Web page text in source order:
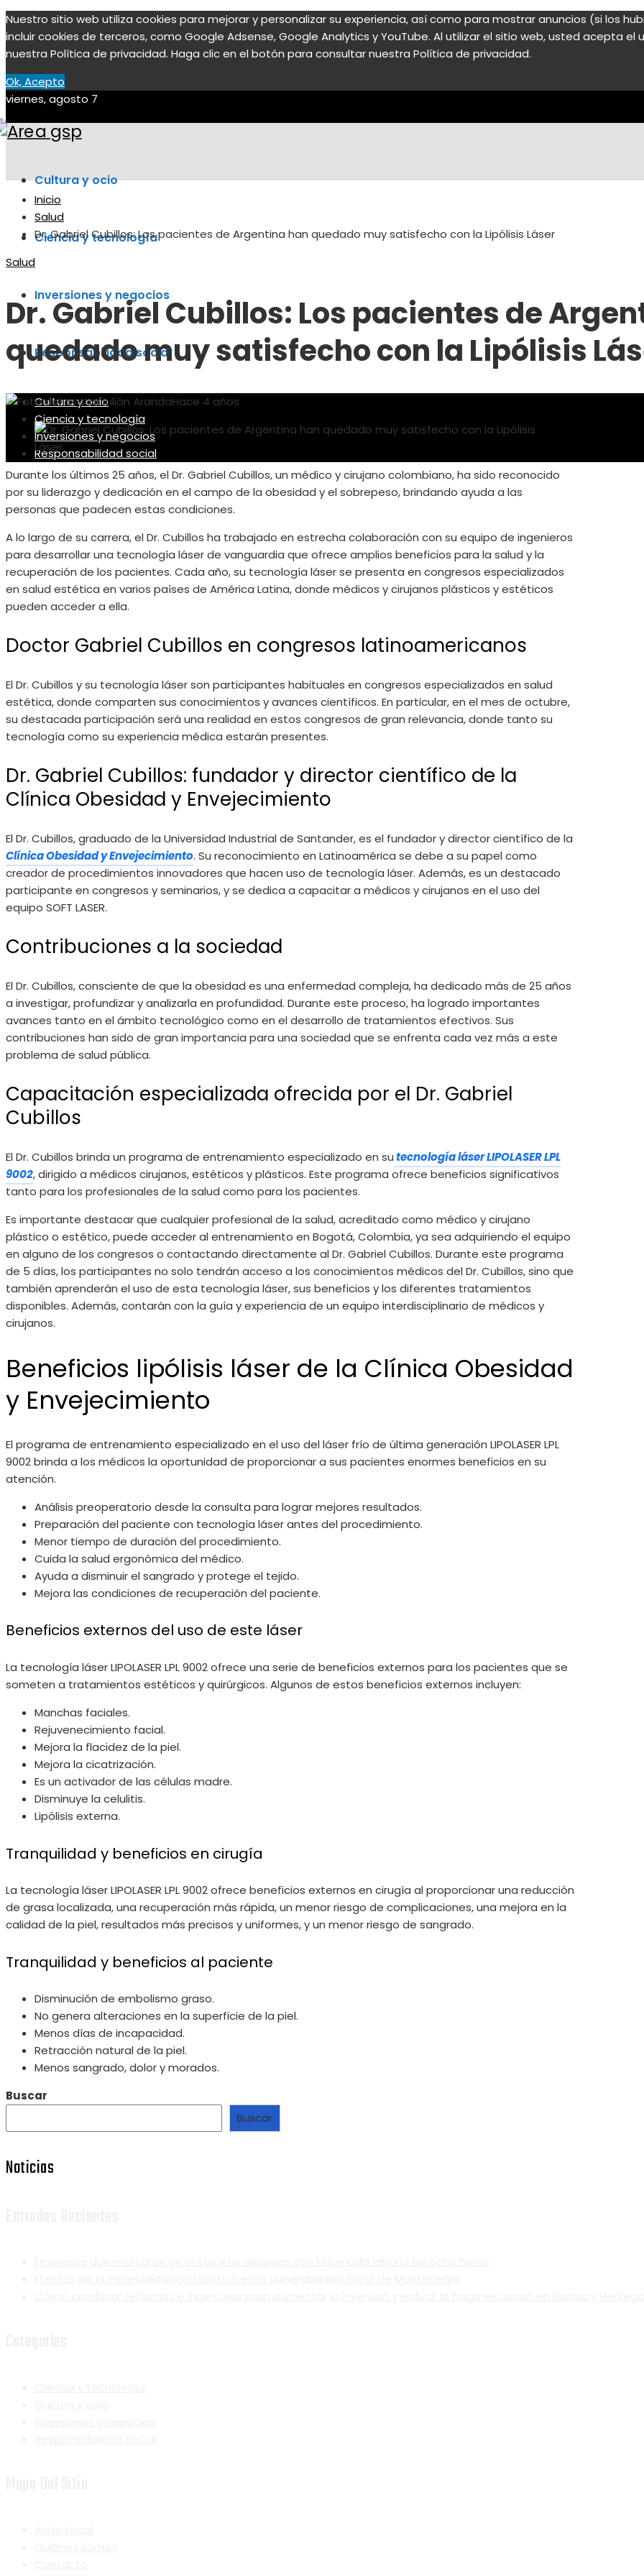
Nuestro sitio web utiliza cookies para mejorar y personalizar su experiencia, así como para mostrar anuncios (si los
incluir cookies de terceros, como Google Adsense, Google Analytics y YouTube. Al utilizar el sitio web, usted acepta el
nuestra Política de privacidad. Haga clic en el botón para consultar nuestra Política de privacidad.
Ok, Acepto
viernes, agosto 7
Cultura y ocio
Ciencia y tecnología
Inversiones y negocios
Responsabilidad social
Cultura y ocio
Ciencia y tecnología
Inversiones y negocios
Responsabilidad social
Inicio
Salud
Dr. Gabriel Cubillos: Los pacientes de Argentina han quedado muy satisfecho con la Lipólisis Láser
Salud
Dr. Gabriel Cubillos: Los pacientes de
quedado muy satisfecho con la Lipólisis
Julián ArandaHace 4 años
Durante los últimos 25 años, el Dr. Gabriel Cubillos, un médico y cirujano colombiano, ha sido reconocido
por su liderazgo y dedicación en el campo de la obesidad y el sobrepeso, brindando ayuda a las
personas que padecen estas condiciones.
A lo largo de su carrera, el Dr. Cubillos ha trabajado en estrecha colaboración con su equipo de ingenieros
para desarrollar una tecnología láser de vanguardia que ofrece amplios beneficios para la salud y la
recuperación de los pacientes. Cada año, su tecnología láser se presenta en congresos especializados
en salud estética en varios países de América Latina, donde médicos y cirujanos plásticos y estéticos
pueden acceder a ella.
Doctor Gabriel Cubillos en congresos latinoamericanos
El Dr. Cubillos y su tecnología láser son participantes habituales en congresos especializados en salud
estética, donde comparten sus conocimientos y avances científicos. En particular, en el mes de octubre,
su destacada participación será una realidad en estos congresos de gran relevancia, donde tanto su
tecnología como su experiencia médica estarán presentes.
Dr. Gabriel Cubillos: fundador y director científico de la
Clínica Obesidad y Envejecimiento
El Dr. Cubillos, graduado de la Universidad Industrial de Santander, es el fundador y director científico de la
Clínica Obesidad y Envejecimiento. Su reconocimiento en Latinoamérica se debe a su papel como
creador de procedimientos innovadores que hacen uso de tecnología láser. Además, es un destacado
participante en congresos y seminarios, y se dedica a capacitar a médicos y cirujanos en el uso del
equipo SOFT LASER.
Contribuciones a la sociedad
El Dr. Cubillos, consciente de que la obesidad es una enfermedad compleja, ha dedicado más de 25 años
a investigar, profundizar y analizarla en profundidad. Durante este proceso, ha logrado importantes
avances tanto en el ámbito tecnológico como en el desarrollo de tratamientos efectivos. Sus
contribuciones han sido de gran importancia para una sociedad que se enfrenta cada vez más a este
problema de salud pública.
Capacitación especializada ofrecida por el Dr. Gabriel
Cubillos
El Dr. Cubillos brinda un programa de entrenamiento especializado en sutecnología láser LIPOLASER LPL
9002, dirigido a médicos cirujanos, estéticos y plásticos. Este programa ofrece beneficios significativos
tanto para los profesionales de la salud como para los pacientes.
Es importante destacar que cualquier profesional de la salud, acreditado como médico y cirujano
plástico o estético, puede acceder al entrenamiento en Bogotá, Colombia, ya sea adquiriendo el equipo
en alguno de los congresos o contactando directamente al Dr. Gabriel Cubillos. Durante este programa
de 5 días, los participantes no solo tendrán acceso a los conocimientos médicos del Dr. Cubillos, sino que
también aprenderán el uso de esta tecnología láser, sus beneficios y los diferentes tratamientos
disponibles. Además, contarán con la guía y experiencia de un equipo interdisciplinario de médicos y
cirujanos.
Beneficios lipólisis láser de la Clínica Obesidad
y Envejecimiento
El programa de entrenamiento especializado en el uso del láser frío de última generación LIPOLASER LPL
9002 brinda a los médicos la oportunidad de proporcionar a sus pacientes enormes beneficios en su
atención.
Análisis preoperatorio desde la consulta para lograr mejores resultados.
Preparación del paciente con tecnología láser antes del procedimiento.
Menor tiempo de duración del procedimiento.
Cuida la salud ergonómica del médico.
Ayuda a disminuir el sangrado y protege el tejido.
Mejora las condiciones de recuperación del paciente.
Beneficios externos del uso de este láser
La tecnología láser LIPOLASER LPL 9002 ofrece una serie de beneficios externos para los pacientes que se
someten a tratamientos estéticos y quirúrgicos. Algunos de estos beneficios externos incluyen:
Manchas faciales.
Rejuvenecimiento facial.
Mejora la flacidez de la piel.
Mejora la cicatrización.
Es un activador de las células madre.
Disminuye la celulitis.
Lipólisis externa.
Tranquilidad y beneficios en cirugía
La tecnología láser LIPOLASER LPL 9002 ofrece beneficios externos en cirugía al proporcionar una reducción
de grasa localizada, una recuperación más rápida, un menor riesgo de complicaciones, una mejora en la
calidad de la piel, resultados más precisos y uniformes, y un menor riesgo de sangrado.
Tranquilidad y beneficios al paciente
Disminución de embolismo graso.
No genera alteraciones en la superficie de la piel.
Menos días de incapacidad.
Retracción natural de la piel.
Menos sangrado, dolor y morados.
Buscar
Buscar
Noticias